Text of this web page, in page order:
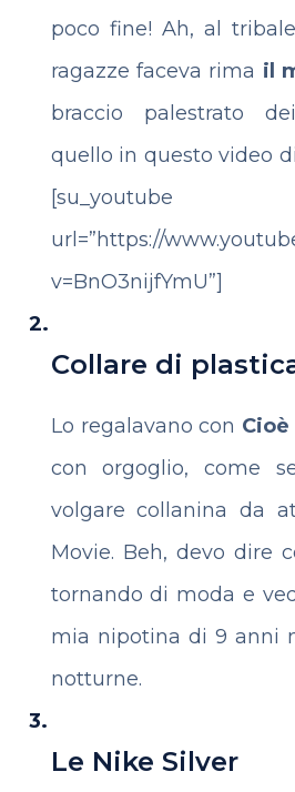
poco fine! Ah, al
ragazze faceva rima il
braccio palestrato
quello in questo video
[su_youtube
url=”https://
v=BnO3nijfYmU”]
Collare di
Lo regalavano con Cioè
con orgoglio, come
volgare collanina da
Movie. Beh, devo dire
tornando di moda e
mia nipotina di 9 anni
notturne.
Le Nike Silver